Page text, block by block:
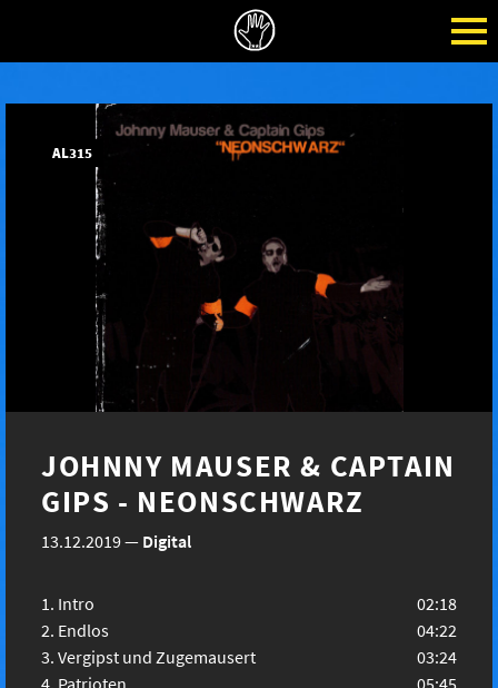
AL315
JOHNNY MAUSER & CAPTAIN
GIPS - NEONSCHWARZ
13.12.2019— Digital
Intro
02:18
Endlos
04:22
Vergipst und Zugemausert
03:24
Patrioten
05:45